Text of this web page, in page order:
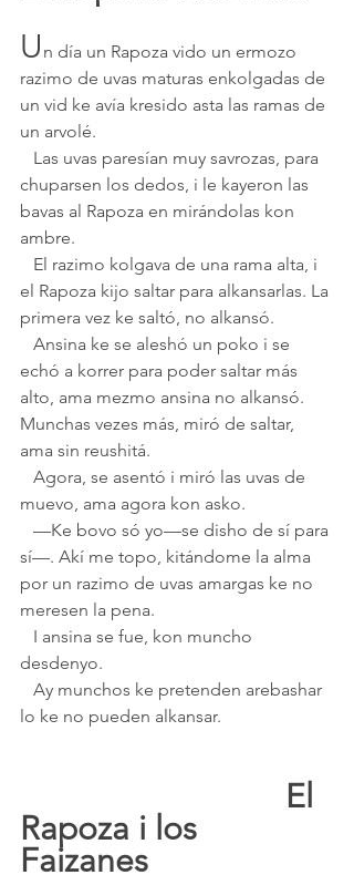
U n día un Rapoza vido un ermozo
razimo de uvas maturas enkolgadas de
un vid ke avía kresido asta las ramas de
un arvolé.
chuparsen los dedos, i le kayeron las
bavas al Rapoza en mirándolas kon
ambre.
el Rapoza kijo saltar para alkansarlas. La
primera vez ke saltó, no alkansó.
echó a korrer para poder saltar más
alto, ama mezmo ansina no alkansó.
Munchas vezes más, miró de saltar,
ama sin reushitá.
muevo, ama agora kon asko.
sí—. Akí me topo, kitándome la alma
por un razimo de uvas amargas ke no
meresen la pena.
desdenyo.
lo ke no pueden alkansar.
Rapoza i los
Faizanes